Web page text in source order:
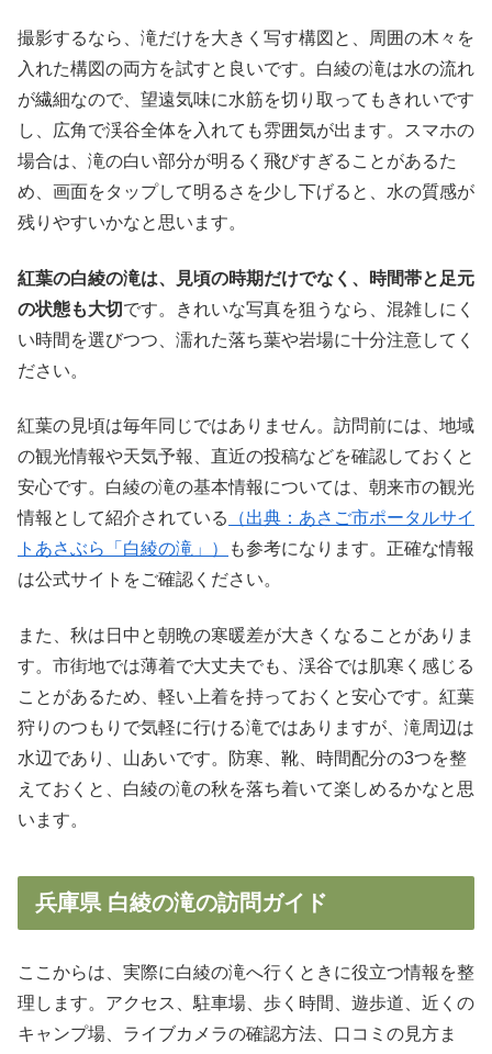
撮影するなら、滝だけを大きく写す構図と、周囲の木々を
入れた構図の両方を試すと良いです。白綾の滝は水の流れ
が繊細なので、望遠気味に水筋を切り取ってもきれいです
し、広角で渓谷全体を入れても雰囲気が出ます。スマホの
場合は、滝の白い部分が明るく飛びすぎることがあるた
め、画面をタップして明るさを少し下げると、水の質感が
残りやすいかなと思います。
紅葉の白綾の滝は、見頃の時期だけでなく、時間帯と足元
の状態も大切 です。きれいな写真を狙うなら、混雑しにく
い時間を選びつつ、濡れた落ち葉や岩場に十分注意してく
ださい。
紅葉の見頃は毎年同じではありません。訪問前には、地域
の観光情報や天気予報、直近の投稿などを確認しておくと
安心です。白綾の滝の基本情報については、朝来市の観光
情報として紹介されている
（出典：あさご市ポータルサイ
トあさぶら「白綾の滝」）
も参考になります。正確な情報
は公式サイトをご確認ください。
また、秋は日中と朝晩の寒暖差が大きくなることがありま
す。市街地では薄着で大丈夫でも、渓谷では肌寒く感じる
ことがあるため、軽い上着を持っておくと安心です。紅葉
狩りのつもりで気軽に行ける滝ではありますが、滝周辺は
水辺であり、山あいです。防寒、靴、時間配分の3つを整
えておくと、白綾の滝の秋を落ち着いて楽しめるかなと思
います。
兵庫県 白綾の滝の訪問ガイド
ここからは、実際に白綾の滝へ行くときに役立つ情報を整
理します。アクセス、駐車場、歩く時間、遊歩道、近くの
キャンプ場、ライブカメラの確認方法、口コミの見方ま